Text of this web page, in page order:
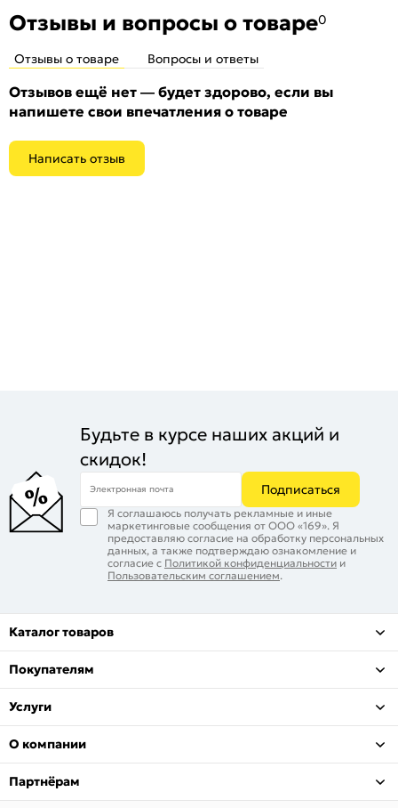
Тип:
Для входных дверей
Отзывы и вопросы о товаре0
Отзывы о товаре Вопросы и ответы
Отзывов ещё нет — будет здорово, если вы
напишете свои впечатления о товаре
Написать отзыв
Будьте в курсе наших акций и
скидок!
Электронная почта Подписаться
Я соглашаюсь получать рекламные и иные
маркетинговые сообщения от ООО «169». Я
предоставляю согласие на обработку персональных
данных, а также подтверждаю ознакомление и
согласие с Политикой конфиденциальности и
Пользовательским соглашением.
Каталог товаров
Покупателям
Услуги
О компании
Партнёрам